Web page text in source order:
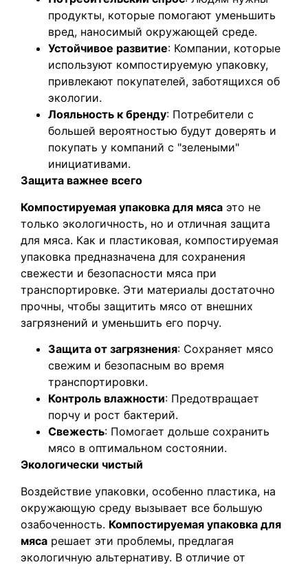
продукты, которые помогают уменьшить
вред, наносимый окружающей среде.
Устойчивое развитие: Компании, которые
используют компостируемую упаковку,
привлекают покупателей, заботящихся об
экологии.
Лояльность к бренду: Потребители с
большей вероятностью будут доверять и
покупать у компаний с "зелеными"
инициативами.
Защита важнее всего
Компостируемая упаковка для мяса это не
только экологичность, но и отличная защита
для мяса. Как и пластиковая, компостируемая
упаковка предназначена для сохранения
свежести и безопасности мяса при
транспортировке. Эти материалы достаточно
прочны, чтобы защитить мясо от внешних
загрязнений и уменьшить его порчу.
Защита от загрязнения: Сохраняет мясо
свежим и безопасным во время
транспортировки.
Контроль влажности: Предотвращает
порчу и рост бактерий.
Свежесть: Помогает дольше сохранить
мясо в оптимальном состоянии.
Экологически чистый
Воздействие упаковки, особенно пластика, на
окружающую среду вызывает все большую
озабоченность. Компостируемая упаковка для
мяса решает эти проблемы, предлагая
экологичную альтернативу. В отличие от